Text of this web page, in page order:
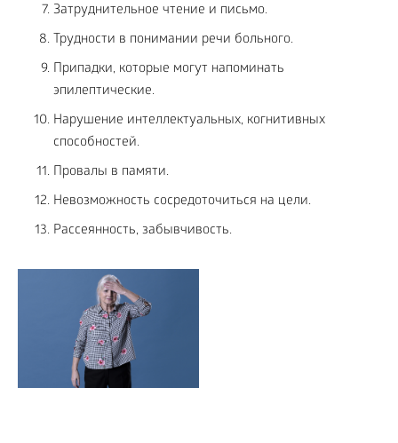
Затруднительное чтение и письмо.
Трудности в понимании речи больного.
Припадки, которые могут напоминать
эпилептические.
Нарушение интеллектуальных, когнитивных
способностей.
Провалы в памяти.
Невозможность сосредоточиться на цели.
Рассеянность, забывчивость.